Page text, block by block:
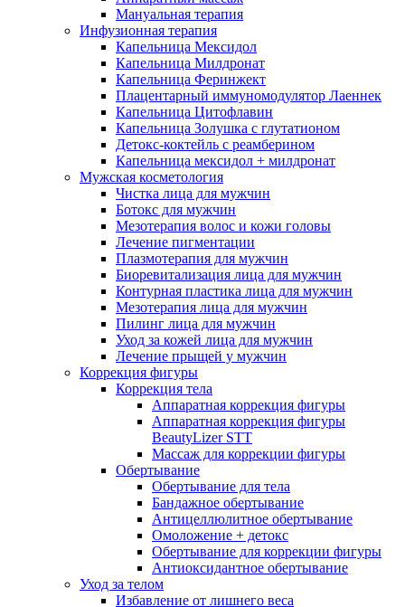
Мануальная терапия
Инфузионная терапия
Капельница Мексидол
Капельница Милдронат
Капельница Феринжект
Плацентарный иммуномодулятор Лаеннек
Капельница Цитофлавин
Капельница Золушка с глутатионом
Детокс-коктейль с реамберином
Капельница мексидол + милдронат
Мужская косметология
Чистка лица для мужчин
Ботокс для мужчин
Мезотерапия волос и кожи головы
Лечение пигментации
Плазмотерапия для мужчин
Биоревитализация лица для мужчин
Контурная пластика лица для мужчин
Мезотерапия лица для мужчин
Пилинг лица для мужчин
Уход за кожей лица для мужчин
Лечение прыщей у мужчин
Коррекция фигуры
Коррекция тела
Аппаратная коррекция фигуры
Аппаратная коррекция фигуры
BeautyLizer STT
Массаж для коррекции фигуры
Обертывание
Обертывание для тела
Бандажное обертывание
Антицеллюлитное обертывание
Омоложение + детокс
Обертывание для коррекции фигуры
Антиоксидантное обертывание
Уход за телом
Избавление от лишнего веса